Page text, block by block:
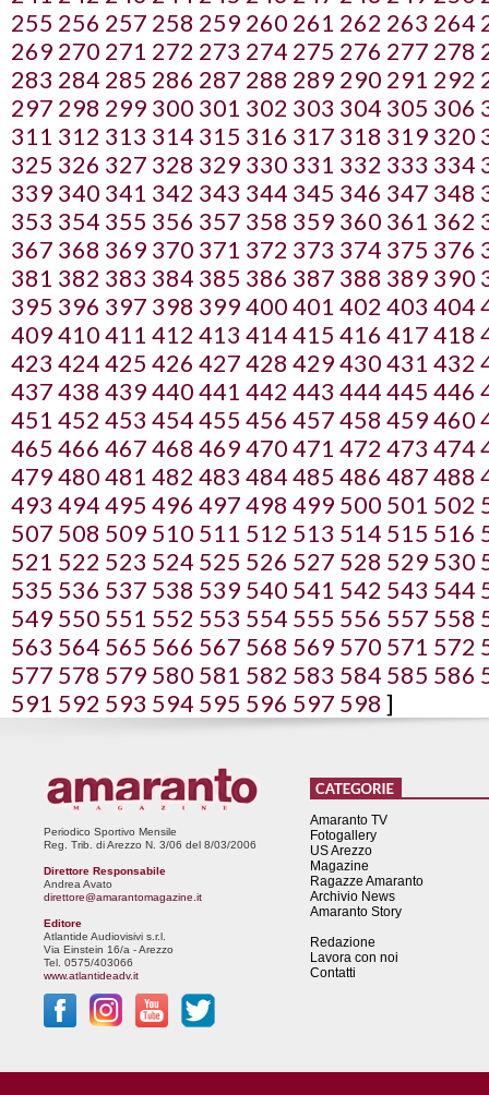
255 256 257 258 259 260 261 262 263 264
269 270 271 272 273 274 275 276 277 278
283 284 285 286 287 288 289 290 291 292
297 298 299 300 301 302 303 304 305 306
311 312 313 314 315 316 317 318 319 320
325 326 327 328 329 330 331 332 333 334
339 340 341 342 343 344 345 346 347 348
353 354 355 356 357 358 359 360 361 362
367 368 369 370 371 372 373 374 375 376
381 382 383 384 385 386 387 388 389 390
395 396 397 398 399400401 402 403 404
409410411 412 413 414415 416 417418
423 424425 426 427428 429430431 432
437438 439440441 442 443 444445 446
451 452 453 454455 456 457458 459460
465 466 467468 469470471 472 473 474
479480481 482 483 484485 486 487488
493 494495 496 497498 499 500 501 502
507 508 509 510 511 512 513 514 515 516
521 522 523 524 525 526 527 528 529 530
535 536 537 538 539 540 541 542 543 544
549 550 551 552 553 554 555 556 557 558
563 564 565 566 567 568 569 570 571 572
577 578 579 580 581 582 583 584 585 586
591 592 593 594 595 596 597 598 ]
Periodico Sportivo Mensile
Reg. Trib. di Arezzo N. 3/06 del 8/03/2006
Direttore Responsabile
Andrea Avato
direttore@amarantomagazine.it
Editore
Atlantide Audiovisivi s.r.l.
Via Einstein 16/a - Arezzo
Tel. 0575/403066
www.atlantideadv.it
Amaranto TV
Fotogallery
US Arezzo
Magazine
Ragazze Amaranto
Archivio News
Amaranto Story
Redazione
Lavora con noi
Contatti